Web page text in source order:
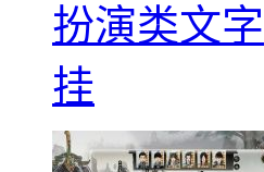
扮演类文字
挂